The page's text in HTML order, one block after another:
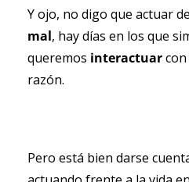
Y ojo, no digo que actuar de
mal, hay días en los que
queremos interactuar con
razón.
Pero está bien darse